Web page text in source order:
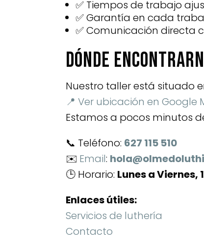
✅ Tiempos de trabajo
✅ Garantía en cada
✅ Comunicación directa
Dónde
Nuestro taller está situado
📍 Ver ubicación en Google
Estamos a pocos minutos
📞 Teléfono: 627 115 510
✉️ Email:
🕒 Horario: Lunes a Viernes,
Enlaces útiles:
Servicios de luthería
Contacto